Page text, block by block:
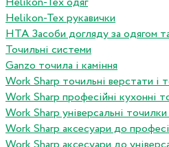
Helikon-Tex рукавички
HTA Засоби догляду за одягом
Точильні системи
Ganzo точила і каміння
Work Sharp точильні верстати і
Work Sharp професiйнi кухоннi
Work Sharp унiверсальнi
Work Sharp аксесуари до